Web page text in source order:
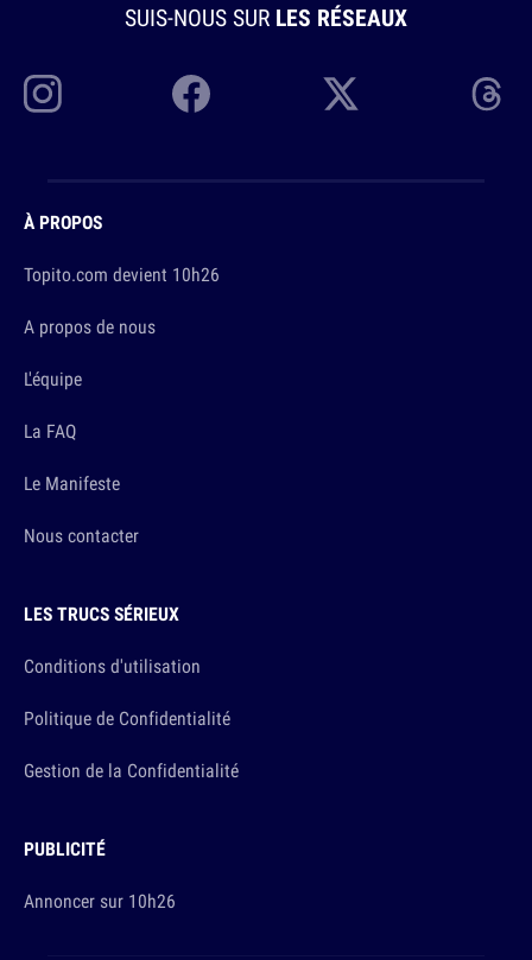
SUIS-NOUS SUR LES RÉSEAUX
À PROPOS
Topito.com devient 10h26
A propos de nous
L'équipe
La FAQ
Le Manifeste
Nous contacter
LES TRUCS SÉRIEUX
Conditions d'utilisation
Politique de Confidentialité
Gestion de la Confidentialité
PUBLICITÉ
Annoncer sur 10h26